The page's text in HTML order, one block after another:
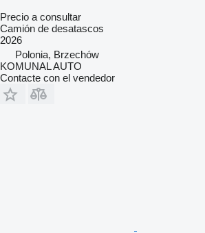
Precio a consultar
Camión de desatascos
2026
Polonia, Brzechów
KOMUNAL AUTO
Contacte con el vendedor